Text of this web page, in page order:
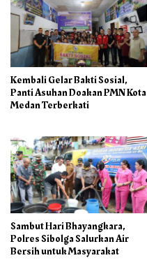
Kembali Gelar Bakti Sosial,
Panti Asuhan Doakan PMN Kota
Medan Terberkati
Sambut Hari Bhayangkara,
Polres Sibolga Salurkan Air
Bersih untuk Masyarakat